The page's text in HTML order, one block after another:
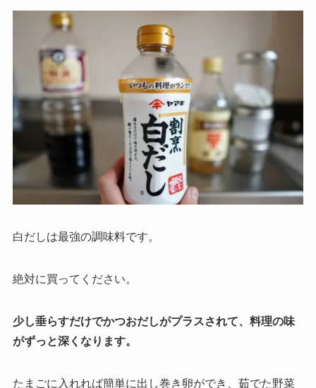
白だしは最強の調味料です。
絶対に買ってください。
少し垂らすだけでかつおだしがプラスされて、料理の味
がずっと深くなります。
たまごに入れれば簡単に出し巻き卵ができ、茹でた野菜